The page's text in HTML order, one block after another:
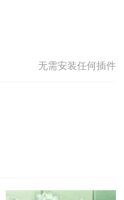
无需安装任何插件